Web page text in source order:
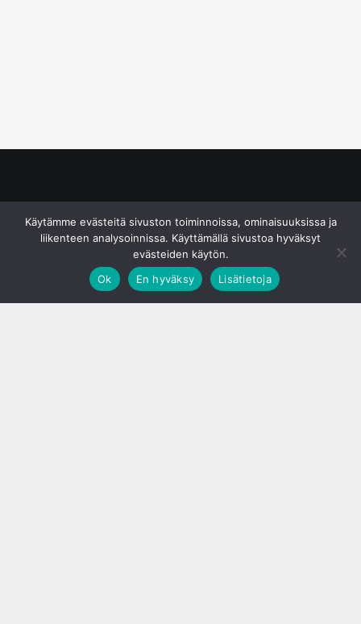
Käytämme evästeitä sivuston toiminnoissa, ominaisuuksissa ja
liikenteen analysoinnissa. Käyttämällä sivustoa hyväksyt
evästeiden käytön.
Ok
En hyväksy Lisätietoja